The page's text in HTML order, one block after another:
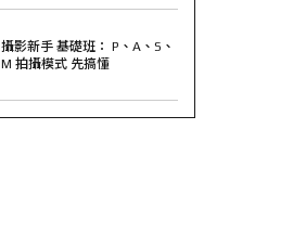
攝影新手 基礎班： P、A、S、
M 拍攝模式 先搞懂